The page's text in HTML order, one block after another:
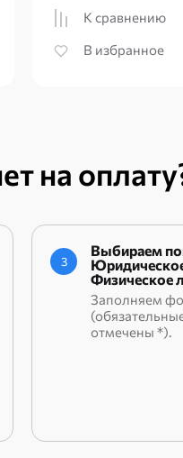
К сравнению
В избранное
на
3
Выбираем
Физическое
Заполняем
отмечены *).